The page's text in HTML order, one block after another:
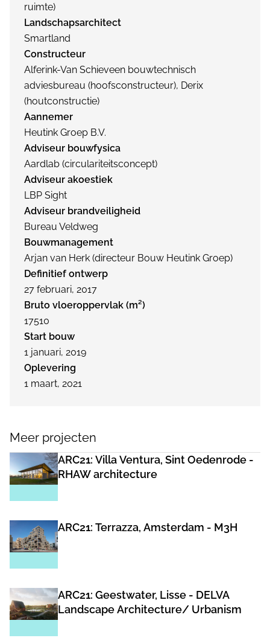
ruimte)
Landschapsarchitect
Smartland
Constructeur
Alferink-Van Schieveen bouwtechnisch
adviesbureau (hoofsconstructeur), Derix
(houtconstructie)
Aannemer
Heutink Groep B.V.
Adviseur bouwfysica
Aardlab (circulariteitsconcept)
Adviseur akoestiek
LBP Sight
Adviseur brandveiligheid
Bureau Veldweg
Bouwmanagement
Arjan van Herk (directeur Bouw Heutink Groep)
Definitief ontwerp
27 februari, 2017
Bruto vloeroppervlak (m²)
17510
Start bouw
1 januari, 2019
Oplevering
1 maart, 2021
Meer projecten
ARC21: Villa Ventura, Sint Oedenrode -
RHAW architecture
ARC21: Terrazza, Amsterdam - M3H
ARC21: Geestwater, Lisse - DELVA
Landscape Architecture/ Urbanism